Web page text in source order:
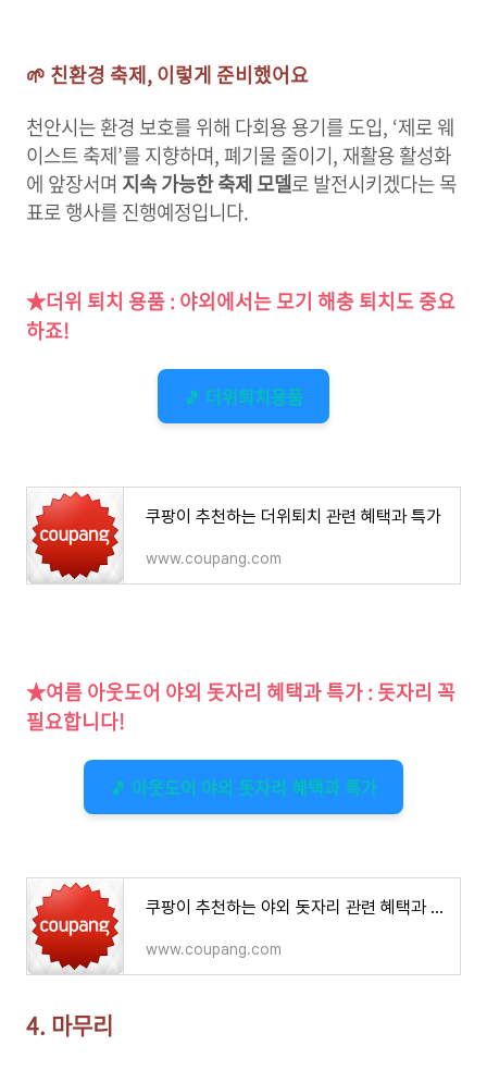
🌱 친환경 축제, 이렇게 준비했어요
천안시는 환경 보호를 위해 다회용 용기를 도입, ‘제로 웨
이스트 축제’를 지향하며, 폐기물 줄이기, 재활용 활성화
에 앞장서며 지속 가능한 축제 모델로 발전시키겠다는 목
표로 행사를 진행예정입니다.
★더위 퇴치 용품 : 야외에서는 모기 해충 퇴치도 중요
하죠!
🎵 더위퇴치용품
쿠팡이 추천하는 더위퇴치 관련 혜택과 특가
www.coupang.com
★여름 아웃도어 야외 돗자리 혜택과 특가 : 돗자리 꼭
필요합니다!
🎵 아웃도어 야외 돗자리 혜택과 특가
쿠팡이 추천하는 야외 돗자리 관련 혜택과 특가
www.coupang.com
4. 마무리